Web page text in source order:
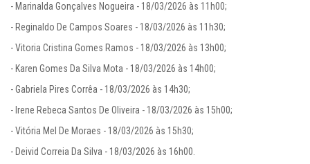
- Marinalda Gonçalves Nogueira - 18/03/2026 às 11h00;
- Reginaldo De Campos Soares - 18/03/2026 às 11h30;
- Vitoria Cristina Gomes Ramos - 18/03/2026 às 13h00;
- Karen Gomes Da Silva Mota - 18/03/2026 às 14h00;
- Gabriela Pires Corrêa - 18/03/2026 às 14h30;
- Irene Rebeca Santos De Oliveira - 18/03/2026 às 15h00;
- Vitória Mel De Moraes - 18/03/2026 às 15h30;
- Deivid Correia Da Silva - 18/03/2026 às 16h00.